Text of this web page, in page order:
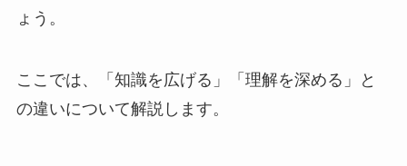
ょう。
ここでは、「知識を広げる」「理解を深める」と
の違いについて解説します。